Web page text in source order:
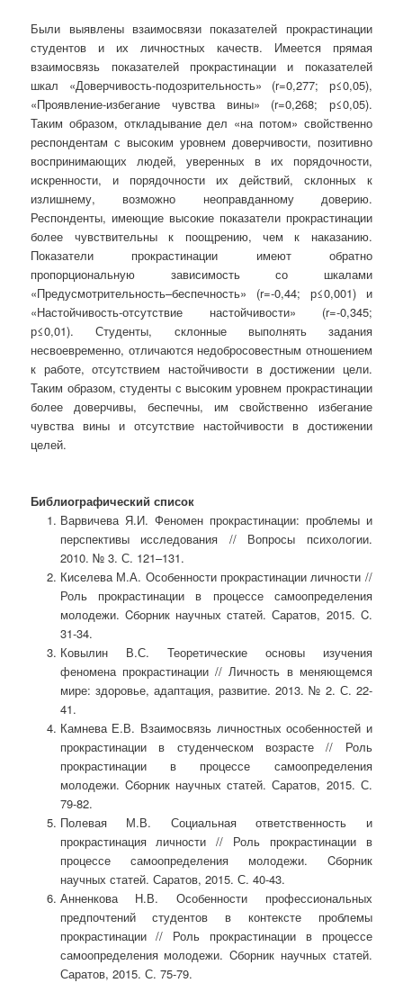
Были выявлены взаимосвязи показателей прокрастинации
студентов и их личностных качеств. Имеется прямая
взаимосвязь показателей прокрастинации и показателей
шкал «Доверчивость-подозрительность» (r=0,277; р≤0,05),
«Проявление-избегание чувства вины» (r=0,268; р≤0,05).
Таким образом, откладывание дел «на потом» свойственно
респондентам с высоким уровнем доверчивости, позитивно
воспринимающих людей, уверенных в их порядочности,
искренности, и порядочности их действий, склонных к
излишнему, возможно неоправданному доверию.
Респонденты, имеющие высокие показатели прокрастинации
более чувствительны к поощрению, чем к наказанию.
Показатели прокрастинации имеют обратно
пропорциональную зависимость со шкалами
«Предусмотрительность–беспечность» (r=-0,44; р≤0,001) и
«Настойчивость-отсутствие настойчивости» (r=-0,345;
р≤0,01). Студенты, склонные выполнять задания
несвоевременно, отличаются недобросовестным отношением
к работе, отсутствием настойчивости в достижении цели.
Таким образом, студенты с высоким уровнем прокрастинации
более доверчивы, беспечны, им свойственно избегание
чувства вины и отсутствие настойчивости в достижении
целей.
Библиографический список
Варвичева Я.И. Феномен прокрастинации: проблемы и
перспективы исследования // Вопросы психологии.
2010. № 3. С. 121–131.
Киселева М.А. Особенности прокрастинации личности //
Роль прокрастинации в процессе самоопределения
молодежи. Cборник научных статей. Саратов, 2015. C.
31-34.
Ковылин В.С. Теоретические основы изучения
феномена прокрастинации // Личность в меняющемся
мире: здоровье, адаптация, развитие. 2013. № 2. С. 22-
41.
Камнева Е.В. Взаимосвязь личностных особенностей и
прокрастинации в студенческом возрасте // Роль
прокрастинации в процессе самоопределения
молодежи. Cборник научных статей. Саратов, 2015. С.
79-82.
Полевая М.В. Социальная ответственность и
прокрастинация личности // Роль прокрастинации в
процессе самоопределения молодежи. Cборник
научных статей. Саратов, 2015. С. 40-43.
Анненкова Н.В. Особенности профессиональных
предпочтений студентов в контексте проблемы
прокрастинации // Роль прокрастинации в процессе
самоопределения молодежи. Cборник научных статей.
Саратов, 2015. С. 75-79.